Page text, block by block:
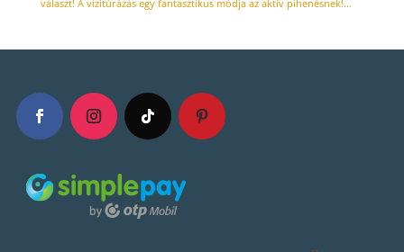
választ! A vízitúrázás egy fantasztikus módja az aktív pihenésnek!...